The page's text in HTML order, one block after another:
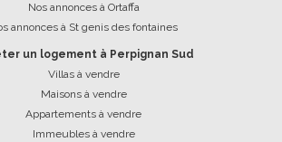
Nos annonces à Ortaffa
annonces à St genis des fontaines
un logement à Perpignan Sud
Villas à vendre
Maisons à vendre
Appartements à vendre
Immeubles à vendre